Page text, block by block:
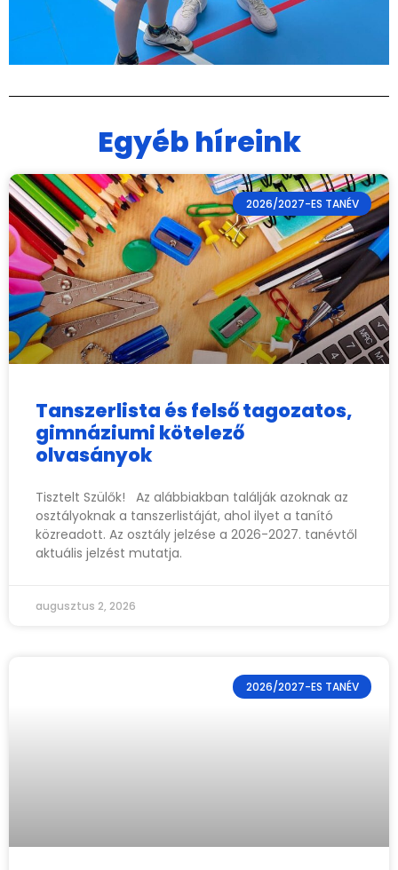
Egyéb híreink
2026/2027-ES TANÉV
Tanszerlista és felső tagozatos,
gimnáziumi kötelező
olvasányok
Tisztelt Szülők! Az alábbiakban találják azoknak az
osztályoknak a tanszerlistáját, ahol ilyet a tanító
közreadott. Az osztály jelzése a 2026-2027. tanévtől
aktuális jelzést mutatja.
augusztus 2, 2026
2026/2027-ES TANÉV